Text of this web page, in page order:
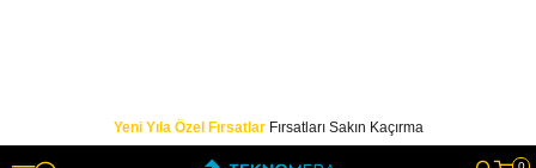
Yeni Yıla Özel FırsatlarFırsatları Sakın Kaçırma